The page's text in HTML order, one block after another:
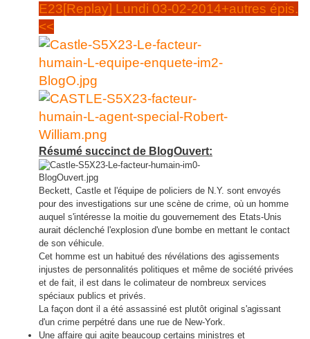
E23[Replay] Lundi 03-02-2014+autres épis.
<<
Résumé succinct de BlogOuvert:
Beckett, Castle et l'équipe de policiers de N.Y. sont envoyés
pour des investigations sur une scène de crime, où un homme
auquel s'intéresse la moitie du gouvernement des Etats-Unis
aurait déclenché l'explosion d'une bombe en mettant le contact
de son véhicule.
Cet homme est un habitué des révélations des agissements
injustes de personnalités politiques et même de société privées
et de fait, il est dans le colimateur de nombreux services
spéciaux publics et privés.
La façon dont il a été assassiné est plutôt original s'agissant
d'un crime perpétré dans une rue de New-York.
Une affaire qui agite beaucoup certains ministres et